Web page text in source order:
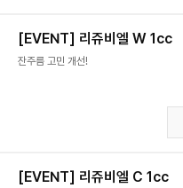
[EVENT] 리쥬비엘 W 1cc
잔주름 고민 개선!
[EVENT] 리쥬비엘 C 1cc